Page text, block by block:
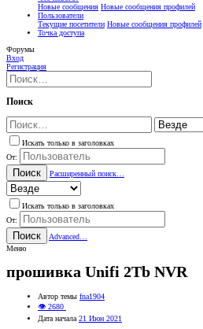
Новые сообщения Новые сообщения профилей
Пользователи
Текущие посетители Новые сообщения профилей
Точка доступа
Форумы
Вход
Регистрация
Поиск
Искать только в заголовках
От:
Поиск Расширенный поиск…
Искать только в заголовках
От:
Поиск
Advanced…
Меню
прошивка Unifi 2Tb NVR
Автор темы fna1904
👁 2680
Дата начала 21 Июн 2021